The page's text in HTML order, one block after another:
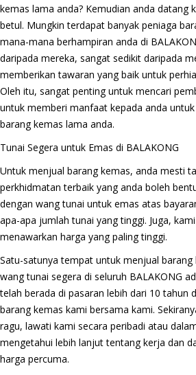
kemas lama anda? Kemudian anda datang
betul. Mungkin terdapat banyak peniaga
mana-mana berhampiran anda di
daripada mereka, sangat sedikit daripada
memberikan tawaran yang baik untuk
Oleh itu, sangat penting untuk mencari
untuk memberi manfaat kepada anda
barang kemas lama anda.
Tunai Segera untuk Emas di BALAKONG
Untuk menjual barang kemas, anda mesti
perkhidmatan terbaik yang anda boleh
dengan wang tunai untuk emas atas
apa-apa jumlah tunai yang tinggi. Juga,
menawarkan harga yang paling tinggi.
Satu-satunya tempat untuk menjual barang
wang tunai segera di seluruh BALAKONG
telah berada di pasaran lebih dari 10 tahun
barang kemas kami bersama kami.
ragu, lawati kami secara peribadi atau
mengetahui lebih lanjut tentang kerja dan
harga percuma.